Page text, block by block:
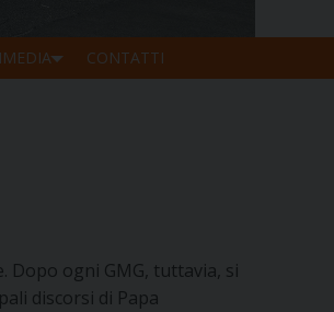
CONTATTI
Dopo ogni GMG, tuttavia, si
discorsi di Papa